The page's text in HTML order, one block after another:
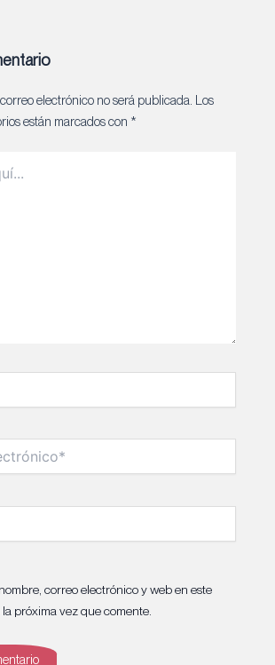
electrónico no será publicada. Los
están marcados con *
correo electrónico y web en este
próxima vez que comente.